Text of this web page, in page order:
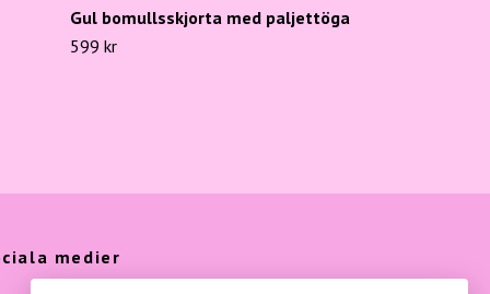
Gul bomullsskjorta med paljettöga
599 kr
medier